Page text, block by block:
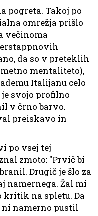
pogreta. Takoj po
omrežja prišlo
večinoma
da so v preteklih
mentaliteto),
Italijanu celo
svojo profilno
v črno barvo.
preiskavo in
po vsej tej
zmoto: "Prvič bi
Drugič je šlo za
namernega. Žal mi
kritik na spletu. Da
ni namerno pustil